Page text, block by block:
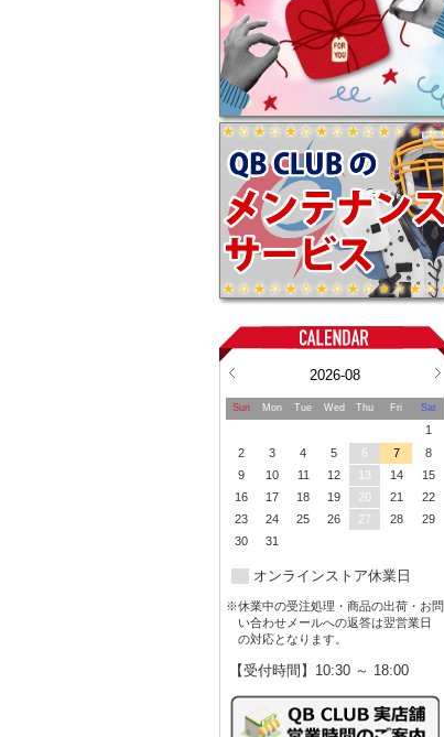
2026-08
Sun Mon Tue Wed Thu Fri Sat
1
2
3 4 5 6 7
8
9
10 11 12 13 14
15
16
17 18 19 20 21
22
23
24 25 26 27 28
29
30
31
オンラインストア休業日
※休業中の受注処理・商品の出荷・お問
い合わせメールへの返答は翌営業日
の対応となります。
【受付時間】10:30 ～ 18:00